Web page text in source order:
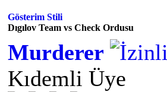
Gösterim Stili
Dıgılov Team vs Check Ordusu
Murderer
Kıdemli Üye